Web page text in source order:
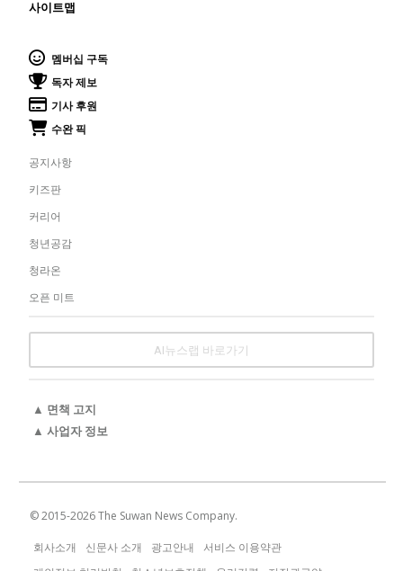
사이트맵
멤버십 구독
독자 제보
기사 후원
수완 픽
공지사항
키즈판
커리어
청년공감
청라온
오픈 미트
AI뉴스랩 바로가기
▲ 면책 고지
▲ 사업자 정보
© 2015-2026The Suwan News Company.
회사소개 신문사 소개 광고안내
서비스 이용약관